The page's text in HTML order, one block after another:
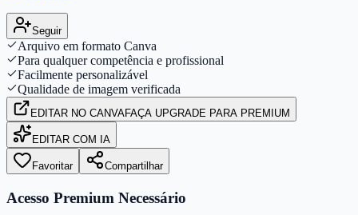
Seguir
Arquivo em formato Canva
Para qualquer competência e profissional
Facilmente personalizável
Qualidade de imagem verificada
EDITAR NO CANVAFAÇA UPGRADE PARA PREMIUM
EDITAR COM IA
Favoritar Compartilhar
Acesso Premium Necessário